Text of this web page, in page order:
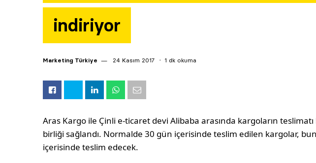
indiriyor
Marketing Türkiye 24 Kasım 2017 1 dk okuma
Aras Kargo ile Çinli e-ticaret devi Alibaba arasında kargoların
birliği sağlandı. Normalde 30 gün içerisinde teslim edilen kargolar,
içerisinde teslim edecek.